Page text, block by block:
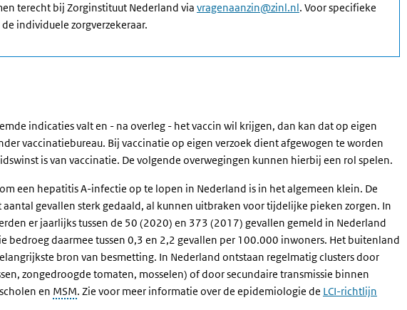
terecht bij Zorginstituut Nederland via vragenaanzin@zinl.nl. Voor specifieke
individuele zorgverzekeraar.
indicaties valt en - na overleg - het vaccin wil krijgen, dan kan dat op eigen
vaccinatiebureau. Bij vaccinatie op eigen verzoek dient afgewogen te worden
is van vaccinatie. De volgende overwegingen kunnen hierbij een rol spelen.
een hepatitis A-infectie op te lopen in Nederland is in het algemeen klein. De
gevallen sterk gedaald, al kunnen uitbraken voor tijdelijke pieken zorgen. In
er jaarlijks tussen de 50 (2020) en 373 (2017) gevallen gemeld in Nederland
bedroeg daarmee tussen 0,3 en 2,2 gevallen per 100.000 inwoners. Het buitenland
bron van besmetting. In Nederland ontstaan regelmatig clusters door
zongedroogde tomaten, mosselen) of door secundaire transmissie binnen
en MSM. Zie voor meer informatie over de epidemiologie de LCI-richtlijn